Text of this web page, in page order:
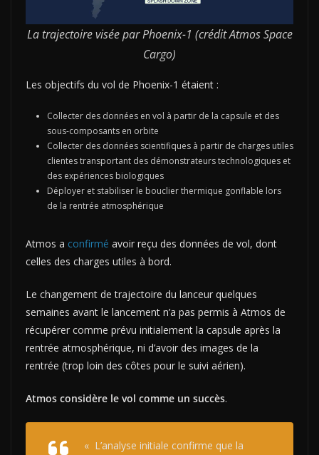
La trajectoire visée par Phoenix-1 (crédit Atmos Space
Cargo)
Les objectifs du vol de Phoenix-1 étaient :
Collecter des données en vol à partir de la capsule et des
sous-composants en orbite
Collecter des données scientifiques à partir de charges utiles
clientes transportant des démonstrateurs technologiques et
des expériences biologiques
Déployer et stabiliser le bouclier thermique gonflable lors
de la rentrée atmosphérique
Atmos a confirmé avoir reçu des données de vol, dont
celles des charges utiles à bord.
Le changement de trajectoire du lanceur quelques
semaines avant le lancement n’a pas permis à Atmos de
récupérer comme prévu initialement la capsule après la
rentrée atmosphérique, ni d’avoir des images de la
rentrée (trop loin des côtes pour le suivi aérien).
Atmos considère le vol comme un succès.
« L’analyse initiale confirme que la